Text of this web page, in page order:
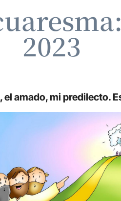
2023
el amado, mi predilecto.